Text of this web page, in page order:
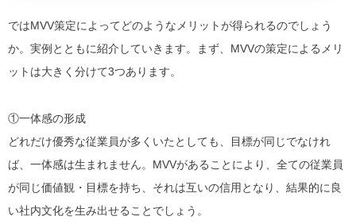
ではMVV策定によってどのようなメリットが得られるのでしょう
か。実例とともに紹介していきます。
まず、MVVの策定によるメリ
ットは大きく分けて3つあります。
①一体感の形成
どれだけ優秀な従業員が多くいたとしても、目標が同じでなけれ
ば、一体感は生まれません。MVVがあることにより、全ての従業員
が同じ価値観・目標を持ち、それは互いの信用となり、結果的に 良
い社内文化を生み出せる ことでしょう。